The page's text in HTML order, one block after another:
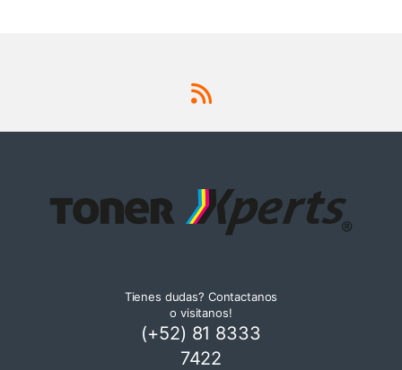
Tienes dudas? Contactanos
o visitanos!
(+52) 81 8333
7422